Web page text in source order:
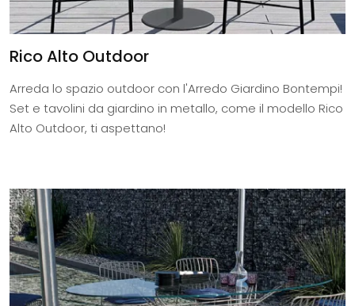
Rico Alto Outdoor
Arreda lo spazio outdoor con l'Arredo Giardino Bontempi!
Set e tavolini da giardino in metallo, come il modello Rico
Alto Outdoor, ti aspettano!